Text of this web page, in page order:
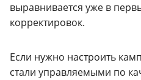
выравнивается уже в
корректировок.
Если нужно настроить
стали управляемыми по